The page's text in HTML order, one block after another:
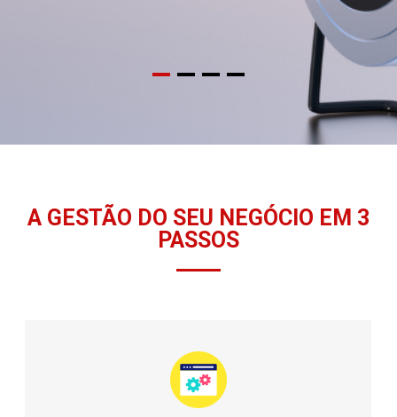
A GESTÃO DO SEU NEGÓCIO EM 3
PASSOS